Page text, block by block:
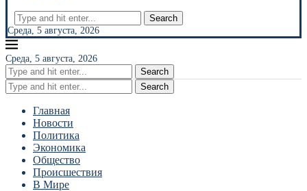
Search
Среда, 5 августа, 2026
Среда, 5 августа, 2026
Search
Search
Главная
Новости
Политика
Экономика
Общество
Происшествия
В Мире